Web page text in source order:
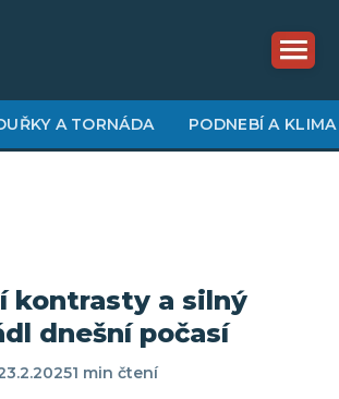
A TORNÁDA PODNEBÍ A KLIMA
kontrasty a silný
dnešní počasí
1 min čtení